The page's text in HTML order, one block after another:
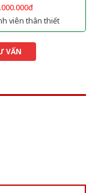
viên thân thiết
VẤN